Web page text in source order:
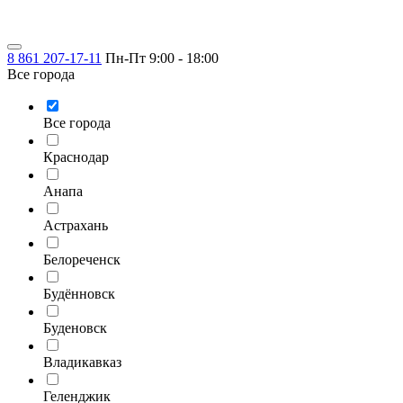
8 861 207-17-11 Пн-Пт 9:00 - 18:00
Все города
Все города
Краснодар
Анапа
Астрахань
Белореченск
Будённовск
Буденовск
Владикавказ
Геленджик